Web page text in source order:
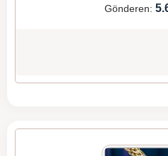
Gönderen: